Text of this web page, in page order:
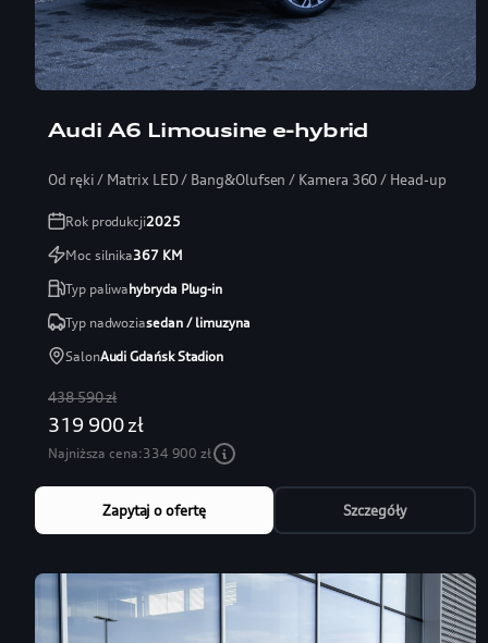
Audi A6 Limousine e-hybrid
Od ręki / Matrix LED / Bang&Olufsen / Kamera 360 / Head-up
Rok produkcji2025
Moc silnika367KM
Typ paliwahybryda Plug-in
Typ nadwoziasedan / limuzyna
SalonAudi Gdańsk Stadion
438 590 zł
319 900 zł
Najniższa cena:334 900 zł
Zapytaj o ofertę Szczegóły